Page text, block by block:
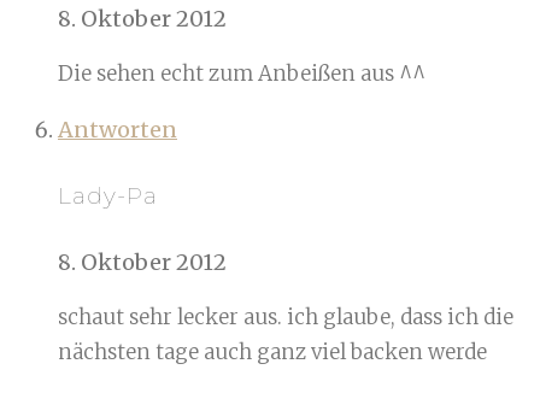
8. Oktober 2012
Die sehen echt zum Anbeißen aus ^^
Antworten
Lady-Pa
8. Oktober 2012
schaut sehr lecker aus. ich glaube, dass ich die
nächsten tage auch ganz viel backen werde